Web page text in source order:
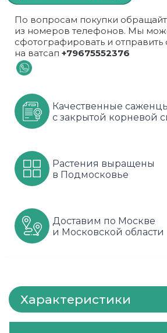
Хурма
Шарафуга
Яблони
Рябина
Смородина
Черника
Роза ругоза
Сиреневые
Флорибунда
Шрабы
Штамбовые
По вопросам покупки
из номеров телефонов. Мы
сфотографировать и отправить
на ватсап +79675552376
Качественные
с закрытой корневой
Растения выращены
в Подмосковье
Доставим по Москве
и Московской области
Характеристики